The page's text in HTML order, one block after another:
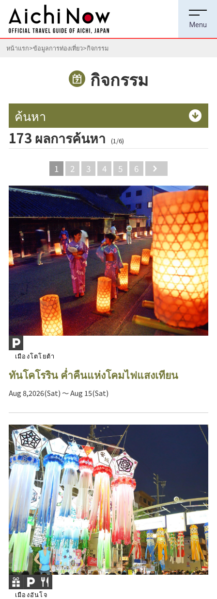
หน้าแรก ข้อมูลการท่องเที่ยว กิจกรรม
กิจกรรม
ค้นหา
173 ผลการค้นหา (1/6)
1 2 3 4 5 6
เมืองโตโยต้า
ทันโคโรริน ค่ำคืนแห่งโคมไฟแสงเทียน
Aug 8,2026(Sat) ～ Aug 15(Sat)
เมืองอันโจ